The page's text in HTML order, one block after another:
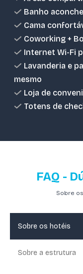
Banho
Cama
Coworking +
Internet Wi-Fi
Lavanderia e
mesmo
Loja de
Totens de
FAQ -
Sobre
Sobre os hotéis
Sobre a estrutura